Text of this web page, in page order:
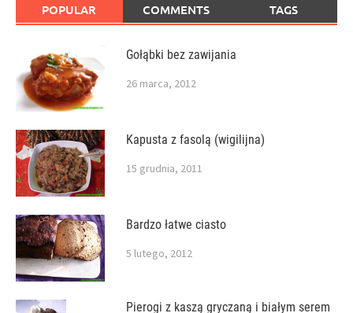
POPULAR COMMENTS TAGS
Gołąbki bez zawijania
26 marca, 2012
Kapusta z fasolą (wigilijna)
15 grudnia, 2011
Bardzo łatwe ciasto
5 lutego, 2012
Pierogi z kaszą gryczaną i białym serem